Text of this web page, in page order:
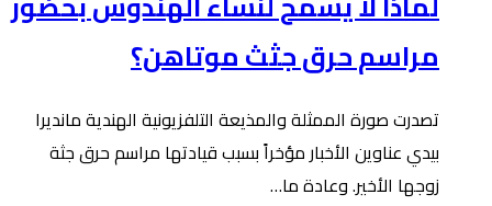
مراسم حرق جثث موتاهن؟
تصدرت صورة الممثلة والمذيعة التلفزيونية الهندية مانديرا
بيدي عناوين الأخبار مؤخراً بسبب قيادتها مراسم حرق جثة
زوجها الأخير. وعادة ما…